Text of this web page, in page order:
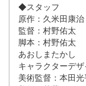
◆スタッフ
原作：久米田康
監督：村野佑太
脚本：村野佑太
あおしまたかし
キャラクターデ
美術監督：本田